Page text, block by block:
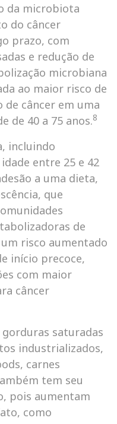
da microbiota
do câncer
prazo, com
e redução de
microbiana
ao maior risco de
câncer em uma
de 40 a 75 anos.8
incluindo
entre 25 e 42
a uma dieta,
que
de
risco aumentado
início precoce,
com maior
câncer
saturadas
industrializados,
carnes
tem seu
pois aumentam
como